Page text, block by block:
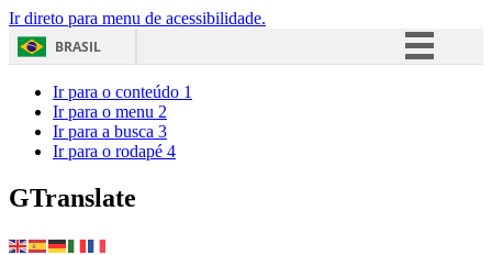
Ir direto para menu de acessibilidade.
BRASIL
Ir para o conteúdo 1
Ir para o menu 2
Ir para a busca 3
Ir para o rodapé 4
GTranslate